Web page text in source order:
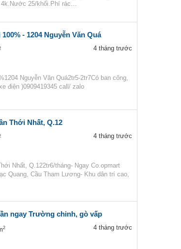
4k.Nước 25/khối.Phí rác…
- 1204 Nguyễn Văn Quá
4 tháng trước
Nguyễn Văn Quá2tr5-2tr7Có ban công,
điện )0909419345 call/ zalo
Thới Nhất, Q.12
4 tháng trước
Nhất, Q.122tr6/tháng- Ngay Co.opmart
Quang, Cầu Tham Lương- Khu dân trí cao,
ngay Trường chinh, gò vấp
2 4 tháng trước